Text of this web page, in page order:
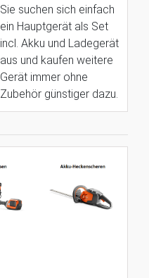
Sie suchen sich einfach
ein Hauptgerät als Set
incl. Akku und Ladegerät
aus und kaufen weitere
Gerät immer ohne
Zubehör günstiger dazu.